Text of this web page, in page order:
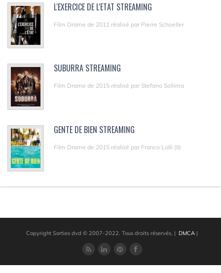
L'EXERCICE DE L'ETAT STREAMING
Film Drame de 2011 réalisé par Pierre Schoeller
SUBURRA STREAMING
Film Drame de 2015 réalisé par Stefano Sollima
GENTE DE BIEN STREAMING
Film Drame de 2015 réalisé par Franco Lolli (II)
Copyright Sorties dvd © 2007-2022. Tous droits réservés. | DMCA|